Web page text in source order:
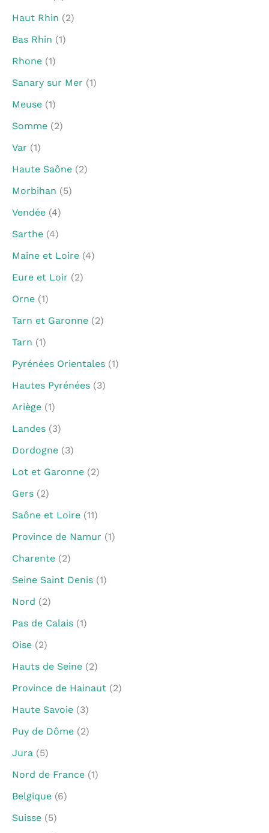
Haut Rhin (2)
Bas Rhin (1)
Rhone (1)
Sanary sur Mer (1)
Meuse (1)
Somme (2)
Var (1)
Haute Saône (2)
Morbihan (5)
Vendée (4)
Sarthe (4)
Maine et Loire (4)
Eure et Loir (2)
Orne (1)
Tarn et Garonne (2)
Tarn (1)
Pyrénées Orientales (1)
Hautes Pyrénées (3)
Ariège (1)
Landes (3)
Dordogne (3)
Lot et Garonne (2)
Gers (2)
Saône et Loire (11)
Province de Namur (1)
Charente (2)
Seine Saint Denis (1)
Nord (2)
Pas de Calais (1)
Oise (2)
Hauts de Seine (2)
Province de Hainaut (2)
Haute Savoie (3)
Puy de Dôme (2)
Jura (5)
Nord de France (1)
Belgique (6)
Suisse (5)